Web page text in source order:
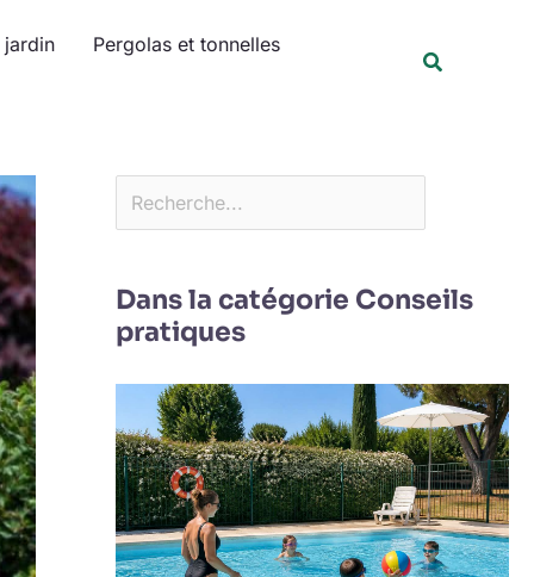
jardin Pergolas et tonnelles
Dans la catégorie Conseils
pratiques